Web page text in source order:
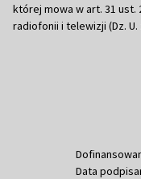
której mowa w art. 31 ust.
radiofonii i telewizji (Dz. U.
Data